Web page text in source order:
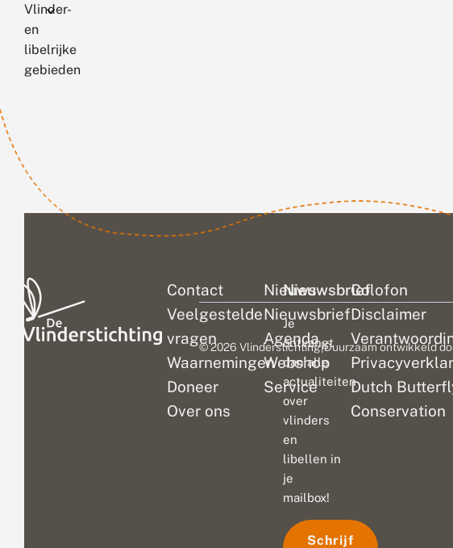
Vlinder-
en
libelrijke
gebieden
Contact
Veelgestelde
vragen
Waarnemingen
Doneer
Over ons
Nieuws
Nieuwsbrief
Agenda
Webshop
Service
Colofon
Disclaimer
Dutch
Conservation
Nieuwsbrief
Je
ontvangt
dan alle
actualiteiten
over
vlinders
en
libellen in
je
mailbox!
Schrijf
© 2026 Vlinderstichting|Duurzaam ontwikkeld